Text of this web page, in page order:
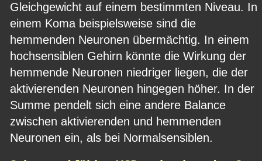
Gleichgewicht auf einem bestimmten Niveau. In
einem Koma beispielsweise sind die
hemmenden Neuronen übermächtig. In einem
hochsensiblen Gehirn könnte die Wirkung der
hemmende Neuronen niedriger liegen, die der
aktivierenden Neuronen hingegen höher. In der
Summe pendelt sich eine andere Balance
zwischen aktivierenden und hemmenden
Neuronen ein, als bei Normalsensiblen.